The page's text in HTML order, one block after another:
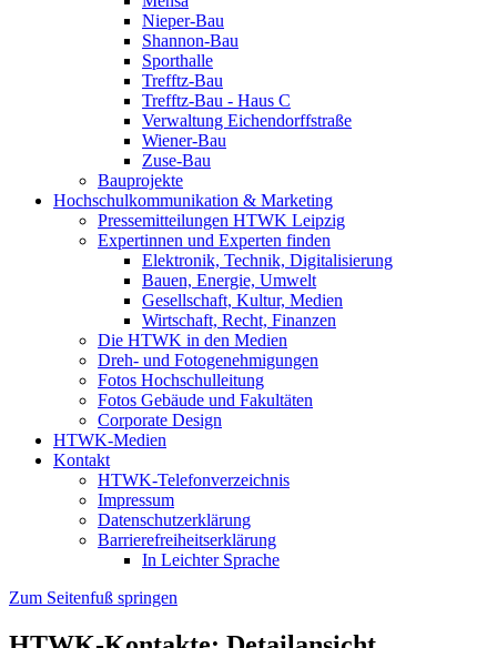
Nieper-Bau
Shannon-Bau
Sporthalle
Trefftz-Bau
Trefftz-Bau - Haus C
Verwaltung Eichendorffstraße
Wiener-Bau
Zuse-Bau
Bauprojekte
Hochschulkommunikation & Marketing
Pressemitteilungen HTWK Leipzig
Expertinnen und Experten finden
Elektronik, Technik, Digitalisierung
Bauen, Energie, Umwelt
Gesellschaft, Kultur, Medien
Wirtschaft, Recht, Finanzen
Die HTWK in den Medien
Dreh- und Fotogenehmigungen
Fotos Hochschulleitung
Fotos Gebäude und Fakultäten
Corporate Design
HTWK-Medien
Kontakt
HTWK-Telefonverzeichnis
Impressum
Datenschutzerklärung
Barrierefreiheitserklärung
In Leichter Sprache
Zum Seitenfuß springen